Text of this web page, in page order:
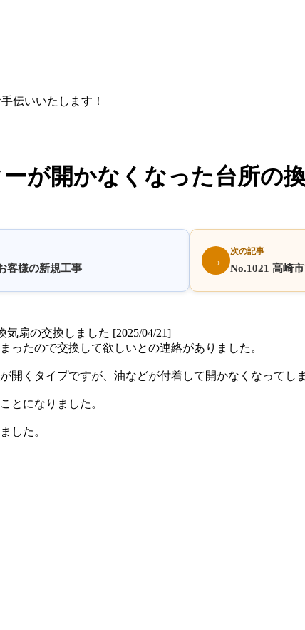
が開かなくなった台所の
客様の新規工事 →
次の記事
No.1021 高崎
扇の交換しました [2025/04/21]
ったので交換して欲しいとの連絡がありました。
開くタイプですが、油などが付着して開かなくなってし
とになりました。
した。